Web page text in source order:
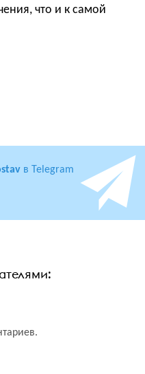
что и к самой
в Telegram